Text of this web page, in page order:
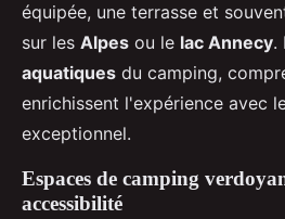
équipée, une terrasse et
sur les Alpes ou le lac Annecy.
aquatiques du camping,
enrichissent l'expérience avec
exceptionnel.
Espaces de camping
accessibilité